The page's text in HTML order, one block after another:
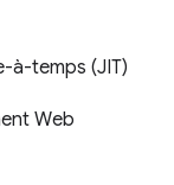
à-temps (JIT)
Web